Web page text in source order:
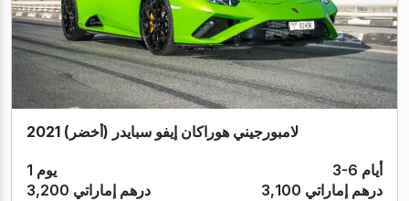
لامبورجيني هوراكان إيفو سبايدر (أخضر) 2021
1 يوم
3-6 أيام
3,200 درهم إماراتي
3,100 درهم إماراتي